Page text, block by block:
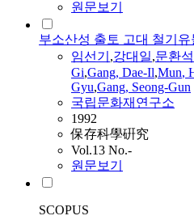
원문보기
부소산성 출토 고대 철기
임선기 ,강대일,문환석
Gi,Gang, Dae-Il,Mun,
Gyu,Gang, Seong-Gun
국립문화재연구소
1992
保存科學硏究
Vol.13 No.-
원문보기
SCOPUS